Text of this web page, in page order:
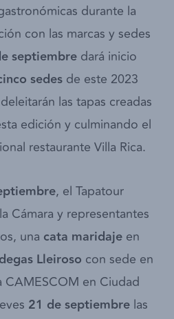
durante la
con las marcas y sedes
septiembre dará inicio
sedes de este 2023
las tapas creadas
edición y culminando el
restaurante Villa Rica.
, el Tapatour
Cámara y representantes
una cata maridaje en
Lleiroso con sede en
CAMESCOM en Ciudad
21 de septiembre las